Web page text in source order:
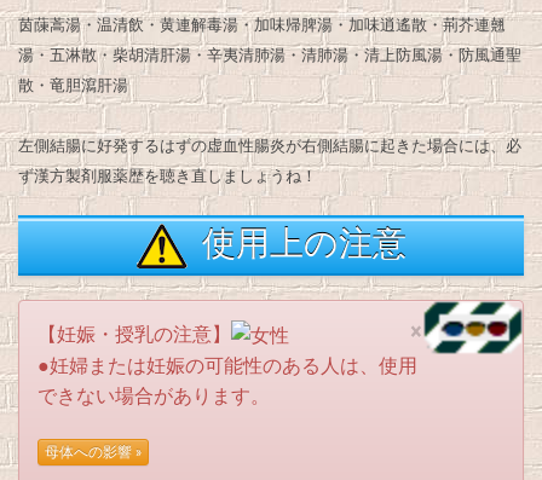
茵蔯蒿湯・温清飲・黄連解毒湯・加味帰脾湯・加味逍遙散・荊芥連翹
湯・五淋散・柴胡清肝湯・辛夷清肺湯・清肺湯・清上防風湯・防風通聖
散・竜胆瀉肝湯
左側結腸に好発するはずの虚血性腸炎が右側結腸に起きた場合には、必
ず漢方製剤服薬歴を聴き直しましょうね！
使用上の注意
×
【妊娠・授乳の注意】
●妊婦または妊娠の可能性のある人は、使用
できない場合があります。